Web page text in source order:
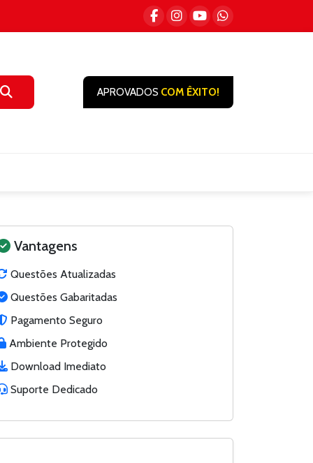
APROVADOS COM ÊXITO!
Vantagens
Questões Atualizadas
Questões Gabaritadas
Pagamento Seguro
Ambiente Protegido
Download Imediato
Suporte Dedicado